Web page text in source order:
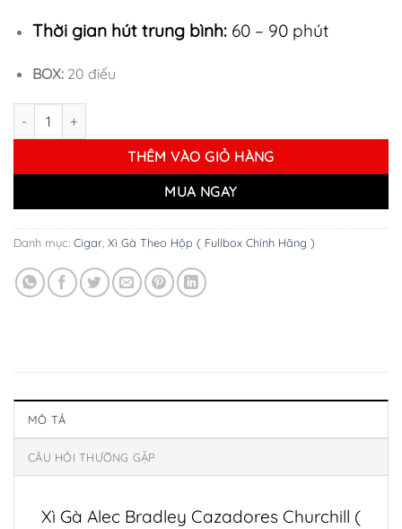
Thời gian hút trung bình:60 – 90 phút
BOX:20 điếu
Xì Gà Alec Bradley Cazadores Churchill số lượng
THÊM VÀO GIỎ HÀNG
MUA NGAY
Danh mục: Cigar, Xì Gà Theo Hộp ( Fullbox Chính Hãng )
MÔ TẢ
CÂU HỎI THƯỜNG GẶP
Xì Gà Alec Bradley Cazadores Churchill (